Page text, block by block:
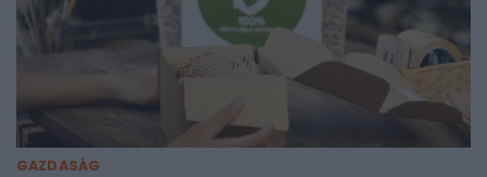
GAZDASÁG